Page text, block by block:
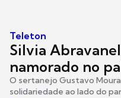
Teleton
Silvia
namorado no
O sertanejo Gustavo
solidariedade ao lado do